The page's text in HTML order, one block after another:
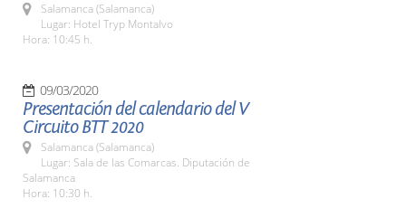
Salamanca (Salamanca)
Lugar: Hotel Tryp Montalvo
Hora: 10:45 h.
09/03/2020
Presentación del calendario del V
Circuito BTT 2020
Salamanca (Salamanca)
Lugar: Sala de las Comarcas. Diputación de
Salamanca
Hora: 10:30 h.